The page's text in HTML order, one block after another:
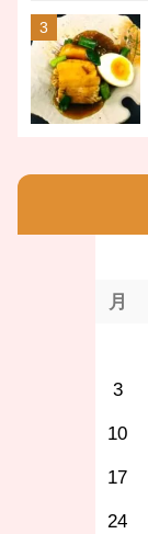
月
3
10
17
24